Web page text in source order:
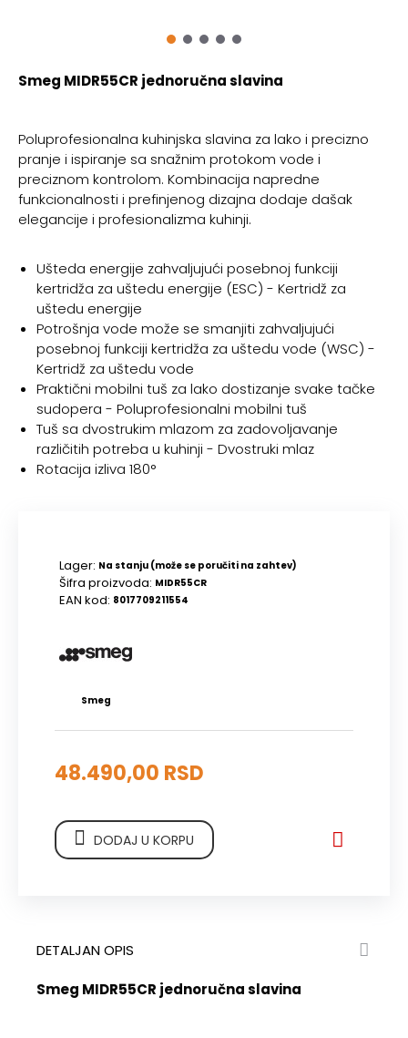
Smeg MIDR55CR jednoručna slavina
Poluprofesionalna kuhinjska slavina za lako i precizno
pranje i ispiranje sa snažnim protokom vode i
preciznom kontrolom. Kombinacija napredne
funkcionalnosti i prefinjenog dizajna dodaje dašak
elegancije i profesionalizma kuhinji.
Ušteda energije zahvaljujući posebnoj funkciji
kertridža za uštedu energije (ESC) - Kertridž za
uštedu energije
Potrošnja vode može se smanjiti zahvaljujući
posebnoj funkciji kertridža za uštedu vode (WSC) -
Kertridž za uštedu vode
Praktični mobilni tuš za lako dostizanje svake tačke
sudopera - Poluprofesionalni mobilni tuš
Tuš sa dvostrukim mlazom za zadovoljavanje
različitih potreba u kuhinji - Dvostruki mlaz
Rotacija izliva 180°
Lager: Na stanju (može se poručiti na zahtev)
Šifra proizvoda: MIDR55CR
EAN kod: 8017709211554
Smeg
48.490,00 RSD
DODAJ U KORPU
DETALJAN OPIS
Smeg MIDR55CR jednoručna slavina